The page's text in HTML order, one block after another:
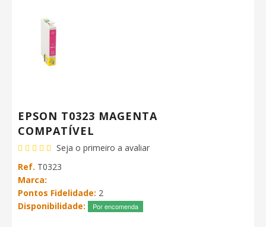
EPSON T0323 MAGENTA
COMPATÍVEL
Seja o primeiro a avaliar
Ref. T0323
Marca:
Pontos Fidelidade: 2
Disponibilidade:
Por encomenda